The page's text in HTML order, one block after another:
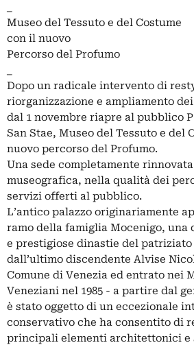
Museo del Tessuto e del Costume
con il nuovo
Percorso del Profumo
Dopo un radicale intervento di
riorganizzazione e ampliamento
dal 1 novembre riapre al pubblico
San Stae, Museo del Tessuto e del
nuovo percorso del Profumo.
Una sede completamente
museografica, nella qualità dei
servizi offerti al pubblico.
L’antico palazzo originariamente
ramo della famiglia Mocenigo,
e prestigiose dinastie del
dall’ultimo discendente Alvise
Comune di Venezia ed entrato nei
Veneziani nel 1985 - a partire dal
è stato oggetto di un eccezionale
conservativo che ha consentito di
principali elementi architettonici